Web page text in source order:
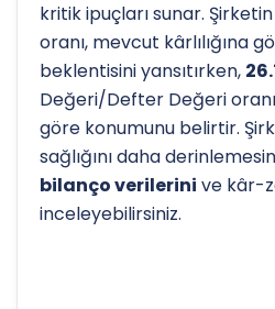
kritik ipuçları sunar. Şirketin
oranı, mevcut kârlılığına
beklentisini yansıtırken,
Değeri/Defter Değeri
göre konumunu belirtir.
sağlığını daha
bilanço verilerini ve kâr-
inceleyebilirsiniz.
Hissenin uzun vadeli